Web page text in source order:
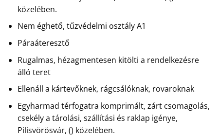
közelében.
Nem éghető, tűzvédelmi osztály A1
Páraáteresztő
Rugalmas, hézagmentesen kitölti a rendelkezésre
álló teret
Ellenáll a kártevőknek, rágcsálóknak, rovaroknak
Egyharmad térfogatra komprimált, zárt csomagolás,
csekély a tárolási, szállítási és raklap igénye,
Pilisvörösvár, () közelében.